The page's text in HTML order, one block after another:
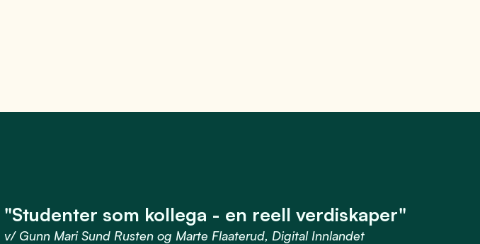
"Studenter som kollega - en reell verdiskaper"
v/ Gunn Mari Sund Rusten og Marte Flaaterud, Digital Innlandet